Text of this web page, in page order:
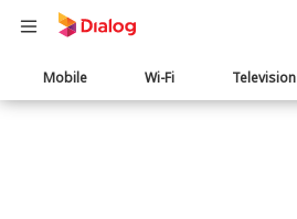
Main
navigation
Mobile Wi-Fi Television